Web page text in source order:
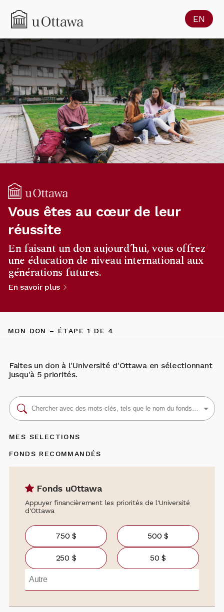
EN
Vous êtes au cœur de leur
réussite
En faisant un don aujourd’hui, vous offrez
une éducation de niveau international aux
générations futures.
En savoir plus
MON DON – ÉTAPE1 DE 4
Faites un don à l'Université d'Ottawa en sélectionnant
jusqu'à 5 priorités.
MES SELECTIONS
FONDS RECOMMANDÉS
Fonds uOttawa
Appuyer financièrement les priorités de l'Université
d'Ottawa
750 $ 500 $
250 $ 50 $